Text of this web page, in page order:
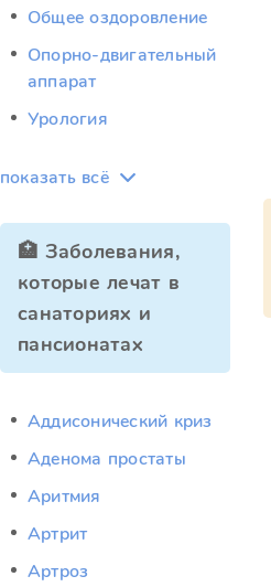
Общее оздоровление
Опорно-двигательный
аппарат
Урология
показать всё
🏥 Заболевания,
которые лечат в
санаториях и
пансионатах
Аддисонический криз
Аденома простаты
Аритмия
Артрит
Артроз